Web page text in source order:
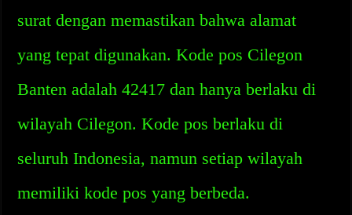
surat dengan memastikan bahwa alamat
yang tepat digunakan. Kode pos Cilegon
Banten adalah 42417 dan hanya berlaku di
wilayah Cilegon. Kode pos berlaku di
seluruh Indonesia, namun setiap wilayah
memiliki kode pos yang berbeda.